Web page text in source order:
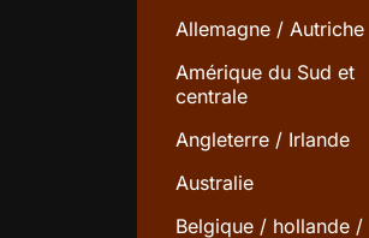
Allemagne / Autriche
Amérique du Sud et
centrale
Angleterre / Irlande
Australie
Belgique / hollande /